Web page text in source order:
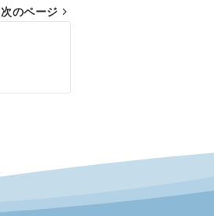
次のページ